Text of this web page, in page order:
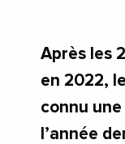
Après les
en 2022,
connu
l’année